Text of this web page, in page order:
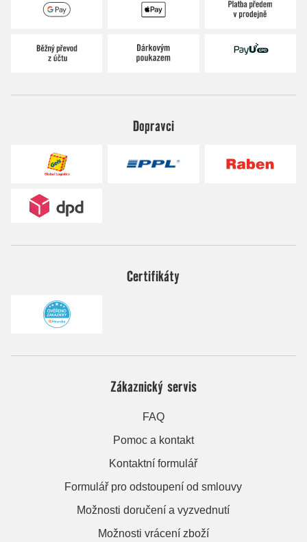
Dopravci
Certifikáty
Zákaznický servis
FAQ
Pomoc a kontakt
Kontaktní formulář
Formulář pro odstoupení od smlouvy
Možnosti doručení a vyzvednutí
Možnosti vrácení zboží